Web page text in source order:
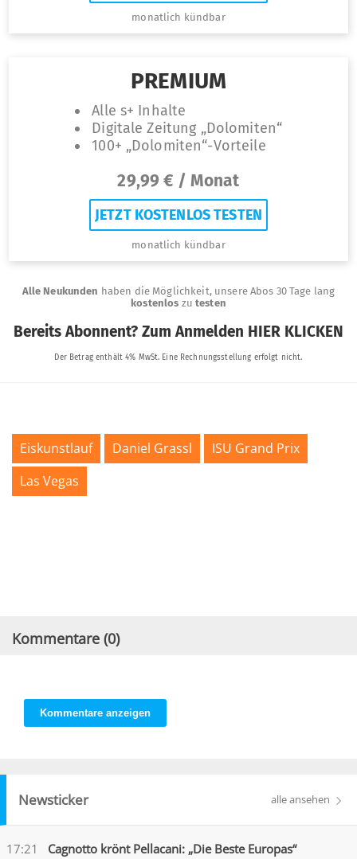
Eiskunstlauf Daniel Grassl
ISU Grand Prix
Las Vegas
Kommentare (0)
Kommentare anzeigen
Newsticker alle ansehen
17:21 Cagnotto krönt Pellacani: „Die Beste Europas“